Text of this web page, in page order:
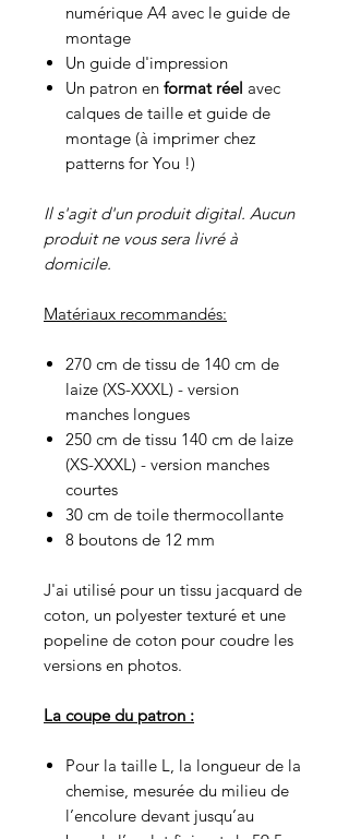
numérique A4 avec le guide de
montage
Un guide d'impression
Un patron en format réel avec
calques de taille et guide de
montage (à imprimer chez
patterns for You !)
Il s'agit d'un produit digital. Aucun
produit ne vous sera livré à
domicile.
Matériaux recommandés:
270 cm de tissu de 140 cm de
laize (XS-XXXL) - version
manches longues
250 cm de tissu 140 cm de laize
(XS-XXXL) - version manches
courtes
30 cm de toile thermocollante
8 boutons de 12 mm
J'ai utilisé pour un tissu jacquard de
coton, un polyester texturé et une
popeline de coton pour coudre les
versions en photos.
La coupe du patron :
Pour la taille L, la longueur de la
chemise, mesurée du milieu de
l’encolure devant jusqu’au